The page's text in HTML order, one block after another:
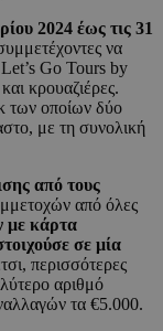
2024 έως τις 31
να
Go Tours by
κρουαζιέρες.
των οποίων δύο
με τη συνολική
από τους
από όλες
με κάρτα
σε μία
περισσότερες
αριθμό
τα €5.000.